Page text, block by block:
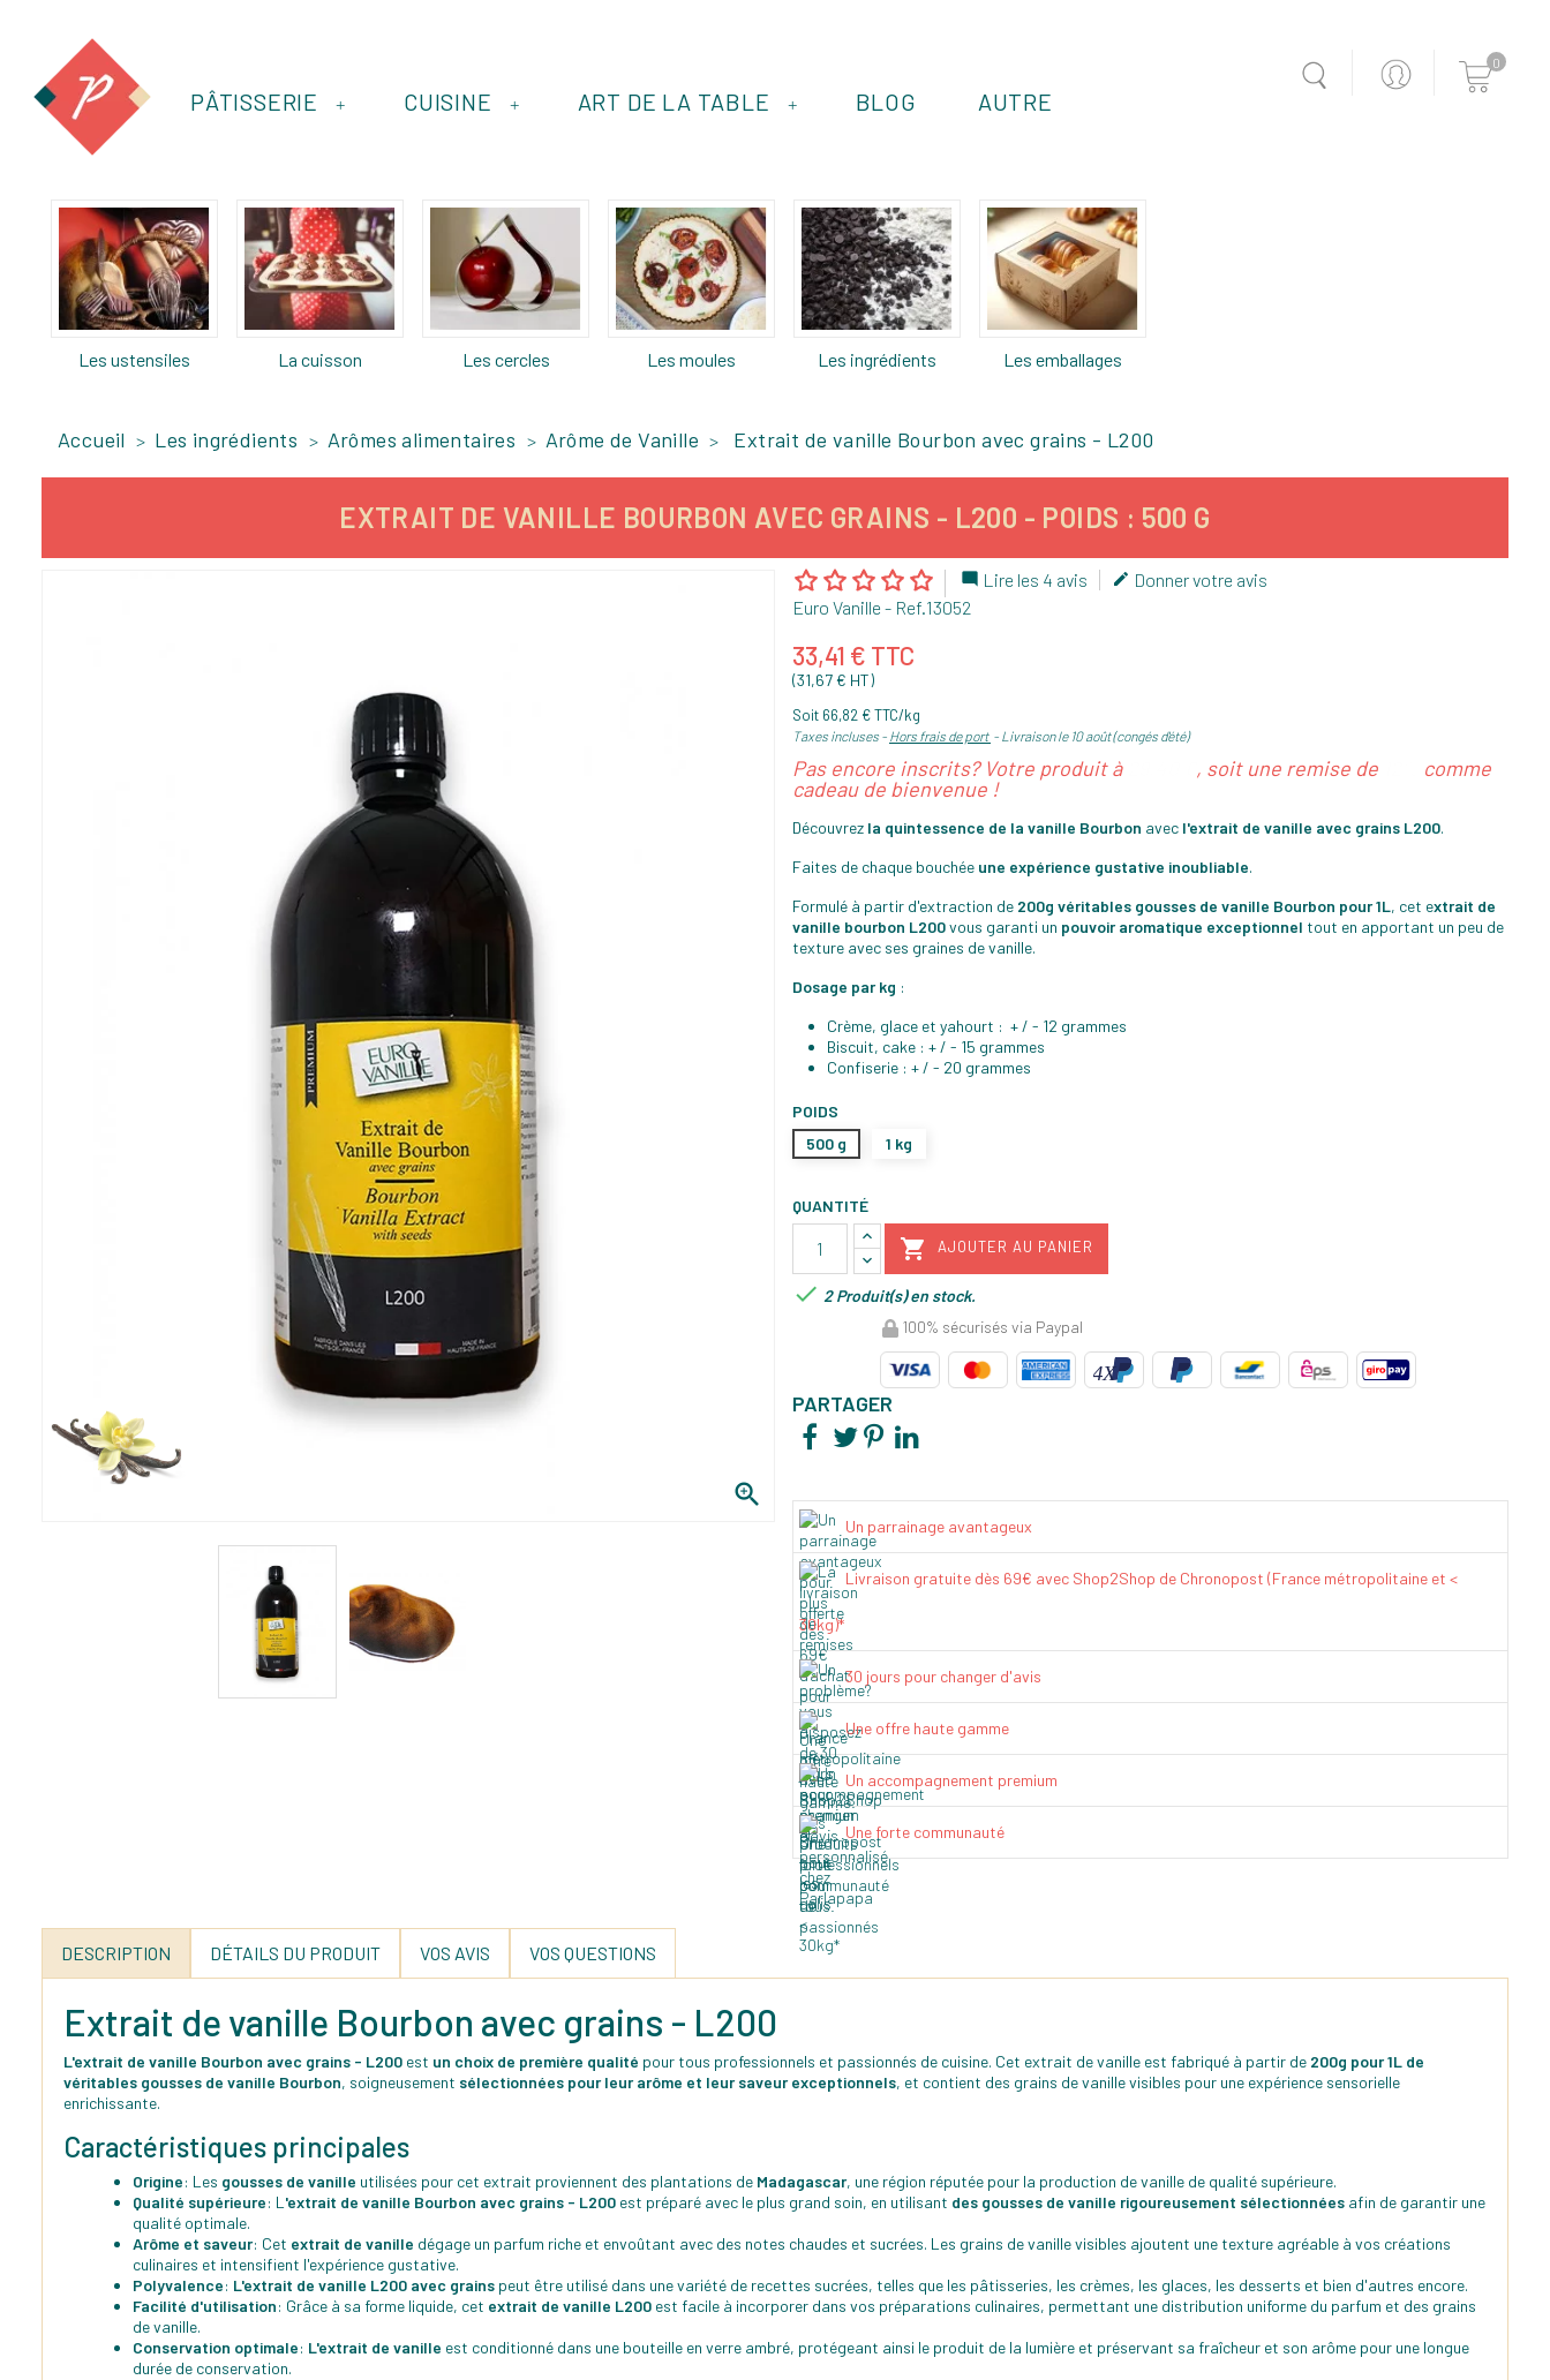
0
+
PÂTISSERIE +
CUISINE +
ART DE LA TABLE BLOG AUTRE
Les ustensiles La cuisson Les cercles Les moules Les ingrédients Les emballages
Accueil Les ingrédients Arômes alimentaires Arôme de Vanille Extrait de vanille Bourbon avec grains - L200
EXTRAIT DE VANILLE BOURBON AVEC GRAINS - L200 - POIDS : 500 G

 Lire les 4 avis  Donner votre avis
Euro Vanille - Ref. 13052
33,41 € TTC
(31,67 € HT)
Soit 66,82 € TTC/kg
Taxes incluses Hors frais de port Livraison le 10 août (congés d'été)
Pas encore inscrits? Votre produit à , soit une remise de
comme
cadeau de bienvenue !
Découvrez la quintessence de la vanille Bourbon avec l'extrait de vanille avec grains L200.
Faites de chaque bouchée une expérience gustative inoubliable.
Formulé à partir d'extraction de 200g véritables gousses de vanille Bourbon pour 1L, cet extrait de
vanille bourbon L200vous garanti un pouvoir aromatique exceptionnel tout en apportant un peu de
texture avec ses graines de vanille.
Dosage par kg :
Crème, glace et yahourt : + / - 12 grammes
Biscuit, cake : + / - 15 grammes
Confiserie : + / - 20 grammes
POIDS
500 g
1 kg
QUANTITÉ
 AJOUTER AU PANIER
 2 Produit(s) en stock.
100% sécurisés via Paypal
PARTAGER
Un parrainage avantageux
Livraison gratuite dès 69€ avec Shop2Shop de Chronopost (France métropolitaine et <
30kg)*
30 jours pour changer d'avis
Une offre haute gamme
Un accompagnement premium
Une forte communauté
DESCRIPTION DÉTAILS DU PRODUIT VOS AVIS VOS QUESTIONS
Extrait de vanille Bourbon avec grains - L200
L'extrait de vanille Bourbon avec grains - L200 est un choix de première qualité pour tous professionnels et passionnés de cuisine. Cet extrait de vanille est fabriqué à partir de 200g pour 1L de
véritables gousses de vanille Bourbon, soigneusement sélectionnées pour leur arôme et leur saveur exceptionnels, et contient des grains de vanille visibles pour une expérience sensorielle
enrichissante.
Caractéristiques principales
Origine: Les gousses de vanille utilisées pour cet extrait proviennent des plantations de Madagascar, une région réputée pour la production de vanille de qualité supérieure.
Qualité supérieure: L 'extrait de vanille Bourbon avec grains - L200 est préparé avec le plus grand soin, en utilisant des gousses de vanille rigoureusement sélectionnées afin de garantir une
qualité optimale.
Arôme et saveur: Cet extrait de vanille dégage un parfum riche et envoûtant avec des notes chaudes et sucrées. Les grains de vanille visibles ajoutent une texture agréable à vos créations
culinaires et intensifient l'expérience gustative.
Polyvalence: L'extrait de vanille L200 avec grains peut être utilisé dans une variété de recettes sucrées, telles que les pâtisseries, les crèmes, les glaces, les desserts et bien d'autres encore.
Facilité d'utilisation: Grâce à sa forme liquide, cet extrait de vanille L200 est facile à incorporer dans vos préparations culinaires, permettant une distribution uniforme du parfum et des grains
de vanille.
Conservation optimale: L'extrait de vanille est conditionné dans une bouteille en verre ambré, protégeant ainsi le produit de la lumière et préservant sa fraîcheur et son arôme pour une longue
durée de conservation.